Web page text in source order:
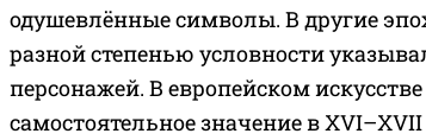
одушевлённые символы. В другие
разной степенью условности
персонажей. В европейском
самостоятельное значение в